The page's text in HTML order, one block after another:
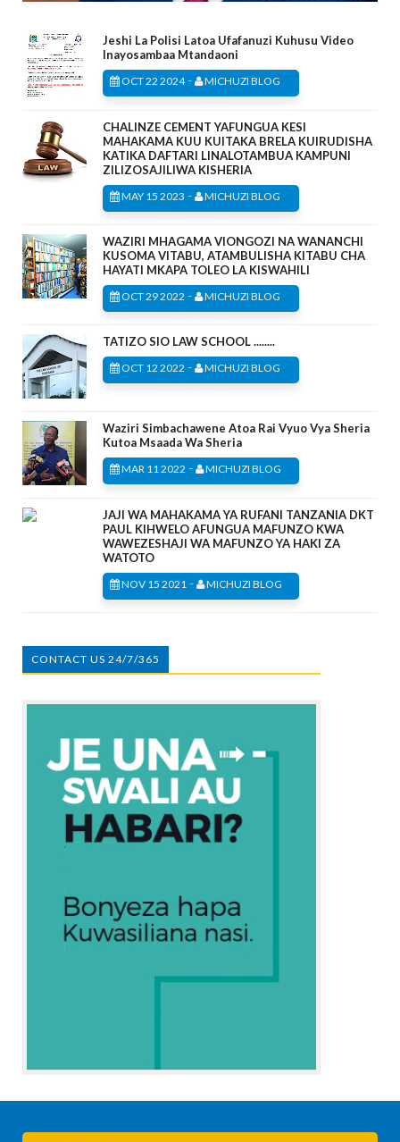
Jeshi La Polisi Latoa Ufafanuzi Kuhusu Video
Inayosambaa Mtandaoni
OCT 22 2024- MICHUZI BLOG
CHALINZE CEMENT YAFUNGUA KESI
MAHAKAMA KUU KUITAKA BRELA KUIRUDISHA
KATIKA DAFTARI LINALOTAMBUA KAMPUNI
ZILIZOSAJILIWA KISHERIA
MAY 15 2023 - MICHUZI BLOG
WAZIRI MHAGAMA VIONGOZI NA WANANCHI
KUSOMA VITABU, ATAMBULISHA KITABU CHA
HAYATI MKAPA TOLEO LA KISWAHILI
OCT 29 2022 - MICHUZI BLOG
TATIZO SIO LAW SCHOOL ........
OCT 12 2022 - MICHUZI BLOG
Waziri Simbachawene Atoa Rai Vyuo Vya Sheria
Kutoa Msaada Wa Sheria
MAR 11 2022 - MICHUZI BLOG
JAJI WA MAHAKAMA YA RUFANI TANZANIA DKT
PAUL KIHWELO AFUNGUA MAFUNZO KWA
WAWEZESHAJI WA MAFUNZO YA HAKI ZA
WATOTO
NOV 15 2021 - MICHUZI BLOG
CONTACT US 24/7/365